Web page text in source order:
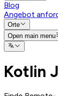
Blog
Angebot
Orte
Open main menu
Kotlin